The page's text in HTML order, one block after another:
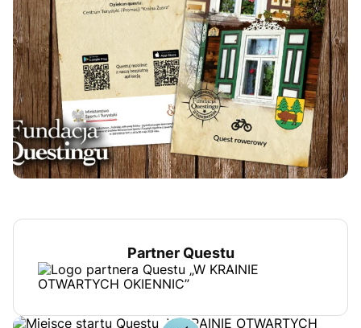
Partner Questu